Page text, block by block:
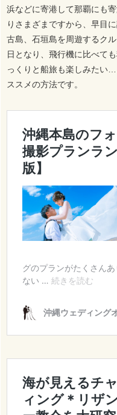
浜などに寄港して那覇にも
りさまざまですから、早目
古島、石垣島を周遊するク
日となり、飛行機に比べて
っくりと船旅も楽しみたい
ススメの方法です。